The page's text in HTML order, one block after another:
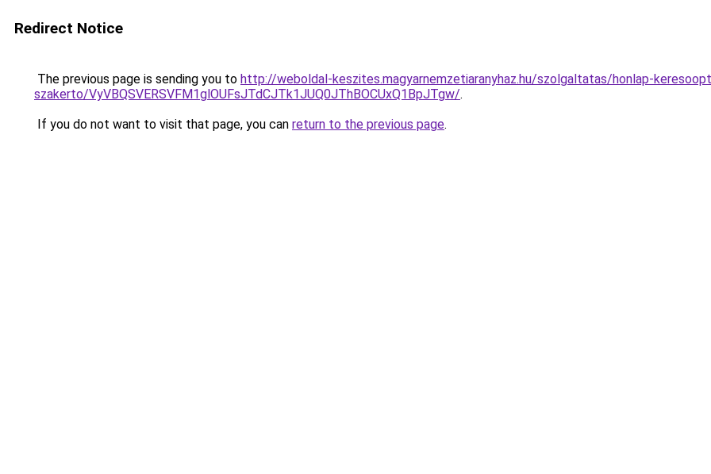
Redirect Notice
The previous page is sending you to http://weboldal-keszites.magyarnemzetiaranyhaz.hu/szolgaltatas/honlap-
szakerto/VyVBQSVERSVFM1glOUFsJTdCJTk1JUQ0JThBOCUxQ1BpJTgw/.
If you do not want to visit that page, you can return to the previous page.